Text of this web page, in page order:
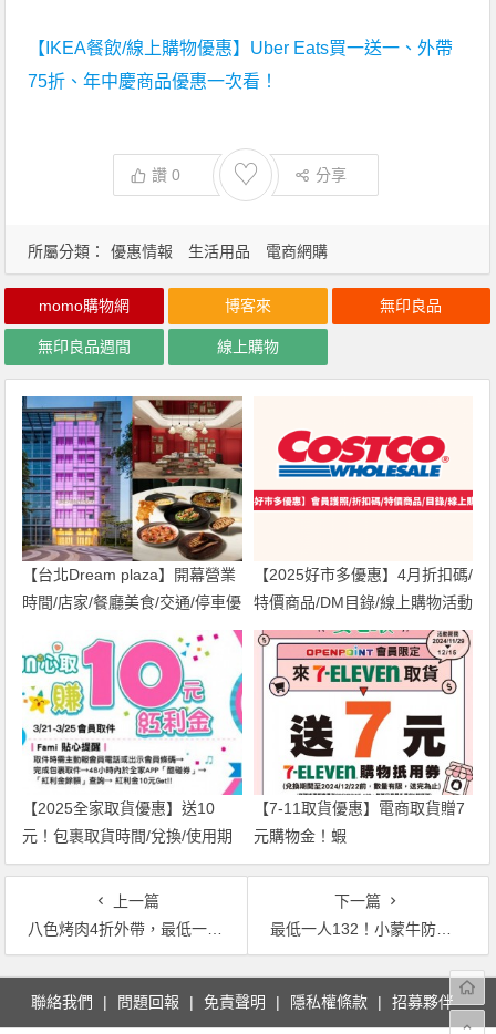
【IKEA餐飲/線上購物優惠】Uber Eats買一送一、外帶
75折、年中慶商品優惠一次看！
讚0 ♡ 分享
所屬分類： 優惠情報 生活用品 電商網購
momo購物網 博客來 無印良品
無印良品週間 線上購物
【台北Dream plaza】開幕營業
時間/店家/餐廳美食/交通/停車優
【2025好市多優惠】4月折扣碼/
特價商品/DM目錄/線上購物活動
【2025全家取貨優惠】送10
元！包裹取貨時間/兌換/使用期
限一次看
【7-11取貨優惠】電商取貨贈7
元購物金！蝦
皮/momo/PChome/交貨便適
上一篇
八色烤肉4折外帶，最低一人200元有找，日人套餐不用千元！6款韓式烤肉便當外帶75折！
下一篇
最低一人132！小蒙牛防疫套餐5折！加購買一送一再送哈根達斯！菜單比較、門市資訊一起看！
文
聯絡我們 問題回報 免責聲明 隱私權條款 招募夥伴